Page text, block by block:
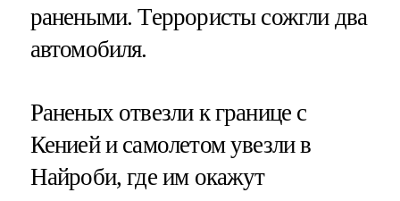
ранеными. Террористы сожгли два
автомобиля.
Раненых отвезли к границе с
Кенией и самолетом увезли в
Найроби, где им окажут